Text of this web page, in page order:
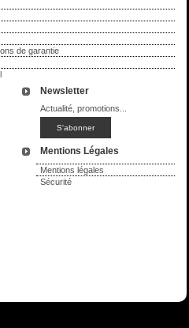
de garantie
Newsletter
Actualité, promotions...
Mentions Légales
Mentions légales
Sécurité